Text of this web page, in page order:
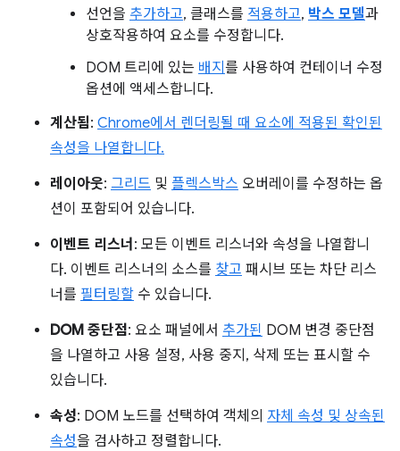
선언을 추가하고, 클래스를 적용하고, 박스 모델과
상호작용하여 요소를 수정합니다.
DOM 트리에 있는 배지 를 사용하여 컨테이너 수정
옵션에 액세스합니다.
계산됨: Chrome에서 렌더링될 때 요소에 적용된 확인된
속성을 나열합니다.
레이아웃: 그리드 및 플렉스박스 오버레이를 수정하는 옵
션이 포함되어 있습니다.
이벤트 리스너 : 모든 이벤트 리스너와 속성을 나열합니
다. 이벤트 리스너의 소스를 찾고 패시브 또는 차단 리스
너를 필터링할 수 있습니다.
DOM 중단점: 요소 패널에서 추가된 DOM 변경 중단점
을 나열하고 사용 설정, 사용 중지, 삭제 또는 표시할 수
있습니다.
속성: DOM 노드를 선택하여 객체의 자체 속성 및 상속된
속성을 검사하고 정렬합니다.